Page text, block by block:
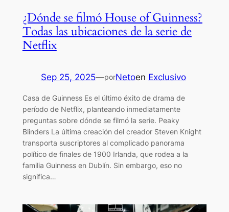
¿Dónde se filmó House of Guinness?
Todas las ubicaciones de la serie de
Netflix
Sep 25, 2025—porNetoen Exclusivo
Casa de Guinness Es el último éxito de drama de
período de Netflix, planteando inmediatamente
preguntas sobre dónde se filmó la serie. Peaky
Blinders La última creación del creador Steven Knight
transporta suscriptores al complicado panorama
político de finales de 1900 Irlanda, que rodea a la
familia Guinness en Dublín. Sin embargo, eso no
significa…